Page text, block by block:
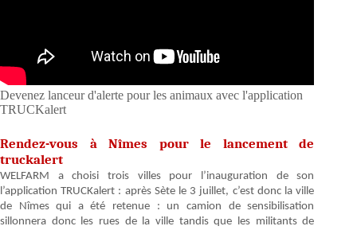
Devenez lanceur d'alerte pour les animaux avec l'application
TRUCKalert
Rendez-vous à Nîmes pour le lancement de
truckalert
WELFARM a choisi trois villes pour l’inauguration de son
l’application TRUCKalert : après Sète le 3 juillet, c’est donc la ville
de Nîmes qui a été retenue : un camion de sensibilisation
sillonnera donc les rues de la ville tandis que les militants de